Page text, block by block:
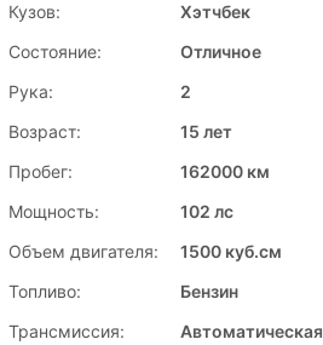
Кузов:
Хэтчбек
Состояние:
Отличное
Рука:
2
Возраст:
15 лет
Пробег:
162000 км
Мощность:
102 лс
Объем двигателя:
1500 куб.см
Топливо:
Бензин
Трансмиссия:
Автоматическая